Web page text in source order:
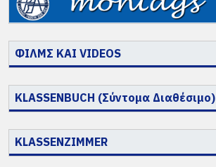
ΦΙΛΜΣ ΚΑΙ VIDEOS
KLASSENBUCH (Σύντομα Διαθέσιμο)
KLASSENZIMMER